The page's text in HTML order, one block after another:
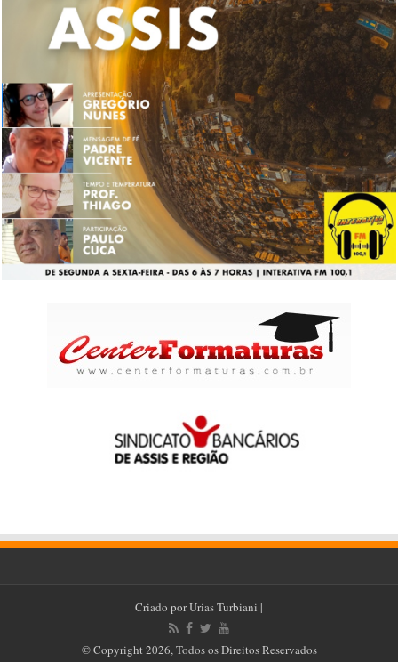
Criado porUrias Turbiani |
© Copyright 2026, Todos os Direitos Reservados